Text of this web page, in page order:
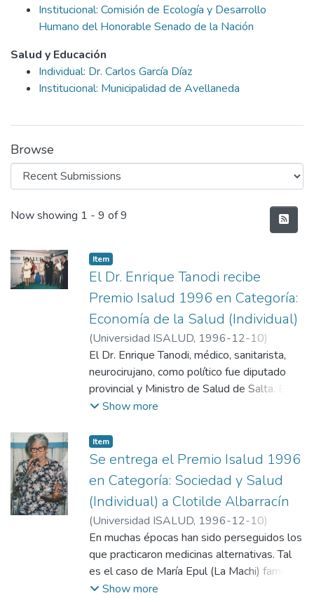
Institucional: Comisión de Ecología y Desarrollo
Humano del Honorable Senado de la Nación
Salud y Educación
Individual: Dr. Carlos García Díaz
Institucional: Municipalidad de Avellaneda
Browse
Recent Submissions
Now showing 1 - 9 of 9
Item
El Dr. Enrique Tanodi recibe
Premio Isalud 1996 en Categoría:
Economía de la Salud (Individual)
(Universidad ISALUD, 1996-12-10)
Departamento de Comunicación,
Universidad ISALUD
El Dr. Enrique Tanodi, médico, sanitarista,
neurocirujano, como político fue diputado
provincial y Ministro de Salud de Salta. En
ese cargo comprendió que había que darle
Economía e intendente de Salta. No estuvo
presente en el acto. Recibieron el premio en
su nombre, su esposa Silvia Susana Vanetta
y su hija Silvina. Entregaron María H. Iarussi
y Moisés Iconicoff.
Show more
Item
Se entrega el Premio Isalud 1996
en Categoría: Sociedad y Salud
(Individual) a Clotilde Albarracín
(Universidad ISALUD, 1996-12-10)
Departamento de Comunicación,
Universidad ISALUD
En muchas épocas han sido perseguidos los
que practicaron medicinas alternativas. Tal
es el caso de María Epul (La Machi) famosa
terapeuta de campo que practicaba su
Show more